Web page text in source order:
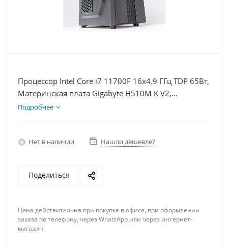
Процессор Intel Core i7 11700F 16x4.9 ГГц TDP 65Вт,
Материнская плата Gigabyte H510M K V2,
Видеокарта RX 6700 10Гб, Память DDR4 8Gb,
Подробнее
Нет в наличии Нашли дешевле?
Поделиться
Цена действительна при покупке в офисе, при оформлении
заказа по телефону, через WhatsApp или через интернет-
магазин.